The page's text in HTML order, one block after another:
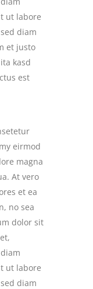
ut labore
diam
et justo
kasd
est
eirmod
magna
At vero
et ea
no sea
dolor sit
ut labore
diam